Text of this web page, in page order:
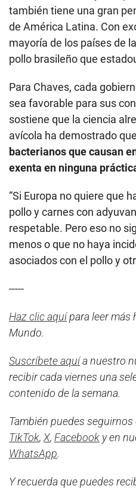
también tiene una gran
de América Latina. Con
mayoría de los países de
pollo brasileño que
Para Chaves, cada
sea favorable para sus
sostiene que la ciencia
avícola ha demostrado que
bacterianos que causan
exenta en ninguna
“Si Europa no quiere que
pollo y carnes con
respetable. Pero eso no
menos o que no haya
asociados con el pollo y
-----
Haz clic aquípara leer más
Mundo.
Suscríbete aquía nuestro
recibir cada viernes una
contenido de la semana.
También puedes seguirnos
TikTok, X, Facebook y en
WhatsApp.
Y recuerda que puedes